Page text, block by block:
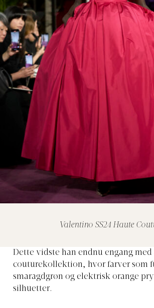
Valentino SS24 Haute
Dette vidste han endnu engang med
couturekollektion, hvor farver som
smaragdgrøn og elektrisk orange
silhuetter.